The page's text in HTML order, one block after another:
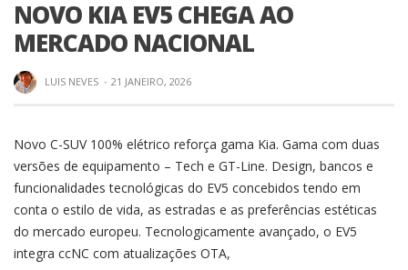
NOVO KIA EV5 CHEGA AO
MERCADO NACIONAL
LUIS NEVES · 21 JANEIRO, 2026
Novo C-SUV 100% elétrico reforça gama Kia. Gama com duas
versões de equipamento – Tech e GT-Line. Design, bancos e
funcionalidades tecnológicas do EV5 concebidos tendo em
conta o estilo de vida, as estradas e as preferências estéticas
do mercado europeu. Tecnologicamente avançado, o EV5
integra ccNC com atualizações OTA,